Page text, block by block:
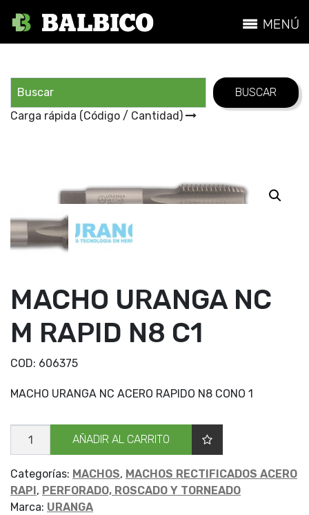
Carga rápida (Código / Cantidad)
MACHO URANGA NC
M RAPID N8 C1
COD: 606375
MACHO URANGA NC ACERO RAPIDO N8 CONO 1
MACHO
URANGA
NC
RAPID
N8
C1
cantidad
AÑADIR AL CARRITO
Categorías: MACHOS, MACHOS RECTIFICADOS ACERO
RAPI , PERFORADO, ROSCADO Y TORNEADO
Marca: URANGA